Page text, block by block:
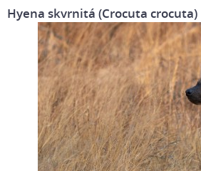
Hyena skvrnitá (Crocuta crocuta)